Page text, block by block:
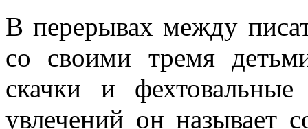
В перерывах между
со своими тремя
скачки и
увлечений он